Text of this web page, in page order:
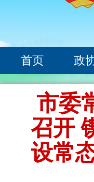
首页 政
市委
召开
设常